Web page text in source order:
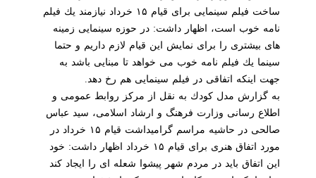
ساخت فیلم سینمایی برای قیام ۱۵ خرداد نیازمند یك فیلم
نامه خوب است، اظهار داشت: در حوزه سینمایی زمینه
های بیشتری را برای نمایش این قیام لازم داریم و حتما
سینما یك فیلم نامه خوب می خواهد تا مبنایی باشد به
جهت اینكه اتفاقی در فیلم سینمایی هم رخ دهد.
به گزارش مدل كودك به نقل از مركز روابط عمومی و
اطلاع رسانی وزارت فرهنگ و ارشاد اسلامی، سید عباس
صالحی در حاشیه مراسم گرامیداشت قیام ۱۵ خرداد در
مورد اتفاق هنری برای قیام ۱۵ خرداد اظهار داشت: خود
این اتفاق باید در مردم شهر پیشوا شعله ای را ایجاد كند